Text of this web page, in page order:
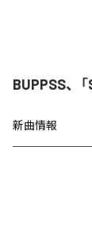
BUPPSS、
新曲情報